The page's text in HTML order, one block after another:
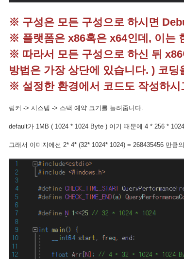
※ 구성은 모든 구성으로 하시면
※ 플랫폼은 x86혹은 x64인데, 이는
※ 따라서 모든 구성으로 하신 뒤
방법은 가장 상단에 있습니다. ) 코
※ 설정한 환경에서 코드도 작성하
링커 -> 시스템 -> 스택 예약 크기를 늘려줍니다.
default가 1MB ( 1024 * 1024 Byte ) 이기 때문에 4 * 256 *
그래서 이미지에선 2* 4* (32* 1024* 1024) = 268435456 만큼